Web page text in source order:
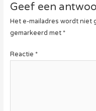
Geef een
Het e-mailadres wordt niet
gemarkeerd met *
Reactie *